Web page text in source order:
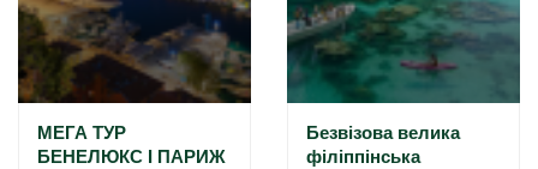
МЕГА ТУР
БЕНЕЛЮКС І ПАРИЖ
Безвізова велика
філіппінська